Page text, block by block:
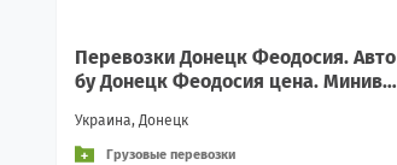
Перевозки Донецк Феодосия. Авто
бу Донецк Феодосия цена. Миниве
Украина, Донецк
Грузовые перевозки